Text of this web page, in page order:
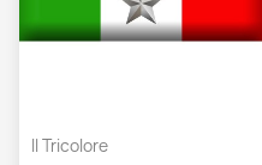
Il Tricolore